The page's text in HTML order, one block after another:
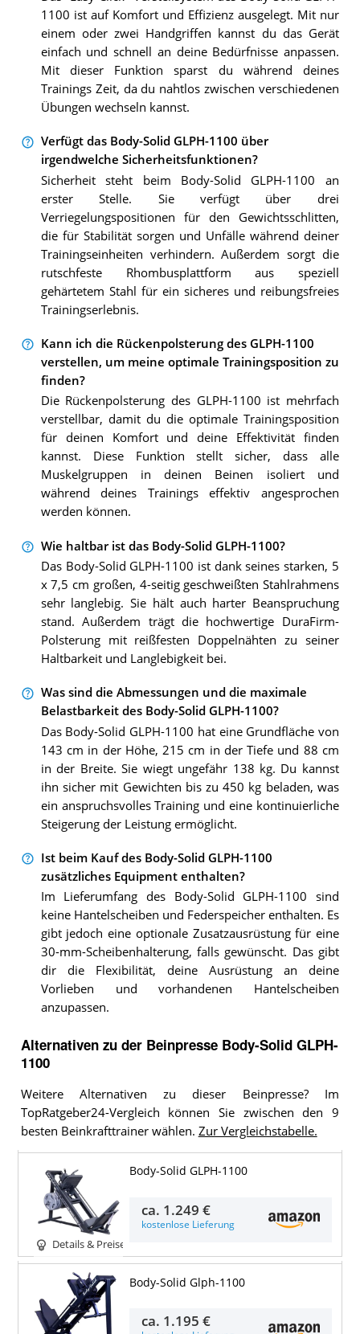
1100 ist auf Komfort und Effizienz ausgelegt. Mit nur
einem oder zwei Handgriffen kannst du das Gerät
einfach und schnell an deine Bedürfnisse anpassen.
Mit dieser Funktion sparst du während deines
Trainings Zeit, da du nahtlos zwischen verschiedenen
Übungen wechseln kannst.
Verfügt das Body-Solid GLPH-1100 über
irgendwelche Sicherheitsfunktionen?
Sicherheit steht beim Body-Solid GLPH-1100 an
erster Stelle. Sie verfügt über drei
Verriegelungspositionen für den Gewichtsschlitten,
die für Stabilität sorgen und Unfälle während deiner
Trainingseinheiten verhindern. Außerdem sorgt die
rutschfeste Rhombusplattform aus speziell
gehärtetem Stahl für ein sicheres und reibungsfreies
Trainingserlebnis.
Kann ich die Rückenpolsterung des GLPH-1100
verstellen, um meine optimale Trainingsposition zu
finden?
Die Rückenpolsterung des GLPH-1100 ist mehrfach
verstellbar, damit du die optimale Trainingsposition
für deinen Komfort und deine Effektivität finden
kannst. Diese Funktion stellt sicher, dass alle
Muskelgruppen in deinen Beinen isoliert und
während deines Trainings effektiv angesprochen
werden können.
Wie haltbar ist das Body-Solid GLPH-1100?
Das Body-Solid GLPH-1100 ist dank seines starken, 5
x 7,5 cm großen, 4-seitig geschweißten Stahlrahmens
sehr langlebig. Sie hält auch harter Beanspruchung
stand. Außerdem trägt die hochwertige DuraFirm-
Polsterung mit reißfesten Doppelnähten zu seiner
Haltbarkeit und Langlebigkeit bei.
Was sind die Abmessungen und die maximale
Belastbarkeit des Body-Solid GLPH-1100?
Das Body-Solid GLPH-1100 hat eine Grundfläche von
143 cm in der Höhe, 215 cm in der Tiefe und 88 cm
in der Breite. Sie wiegt ungefähr 138 kg. Du kannst
ihn sicher mit Gewichten bis zu 450 kg beladen, was
ein anspruchsvolles Training und eine kontinuierliche
Steigerung der Leistung ermöglicht.
Ist beim Kauf des Body-Solid GLPH-1100
zusätzliches Equipment enthalten?
Im Lieferumfang des Body-Solid GLPH-1100 sind
keine Hantelscheiben und Federspeicher enthalten. Es
gibt jedoch eine optionale Zusatzausrüstung für eine
30-mm-Scheibenhalterung, falls gewünscht. Das gibt
dir die Flexibilität, deine Ausrüstung an deine
Vorlieben und vorhandenen Hantelscheiben
anzupassen.
Alternativen zu der Beinpresse Body-Solid GLPH-
1100
Weitere Alternativen zu dieser Beinpresse? Im
TopRatgeber24-Vergleich können Sie zwischen den 9
besten Beinkrafttrainer wählen. Zur Vergleichstabelle.
Details & Preise
Body-Solid GLPH-1100
ca. 1.249 €
kostenlose Lieferung
Body-Solid Glph-1100
ca. 1.195 €